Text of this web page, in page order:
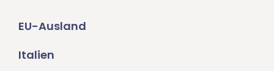
EU-Ausland
Italien